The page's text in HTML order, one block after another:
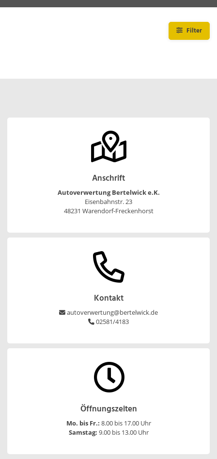
Filter
Anschrift
Autoverwertung Bertelwick e.K.
Eisenbahnstr. 23
48231 Warendorf-Freckenhorst
Kontakt
autoverwertung@bertelwick.de
02581/4183
Öffnungszeiten
Mo. bis Fr.: 8.00 bis 17.00 Uhr
Samstag: 9.00 bis 13.00 Uhr